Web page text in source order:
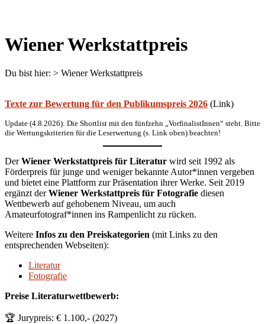
Wiener Werkstattpreis
Du bist hier: > Wiener Werkstattpreis
Texte zur Bewertung für den Publikumspreis 2026 (Link)
Update (4.8.2026): Die Shortlist mit den fünfzehn „VorfinalistInnen“ steht. Bitte
die Wertungskriterien für die Leserwertung (s. Link oben) beachten!
DerWiener Werkstattpreis für Literatur wird seit 1992 als
Förderpreis für junge und weniger bekannte Autor*innen vergeben
und bietet eine Plattform zur Präsentation ihrer Werke. Seit 2019
ergänzt derWiener Werkstattpreis für Fotografie diesen
Wettbewerb auf gehobenem Niveau, um auch
Amateurfotograf*innen ins Rampenlicht zu rücken.
Weitere Infos zu den Preiskategorien (mit Links zu den
entsprechenden Webseiten):
Literatur
Fotografie
Preise Literaturwettbewerb:
🏆 Jurypreis: € 1.100,- (2027)